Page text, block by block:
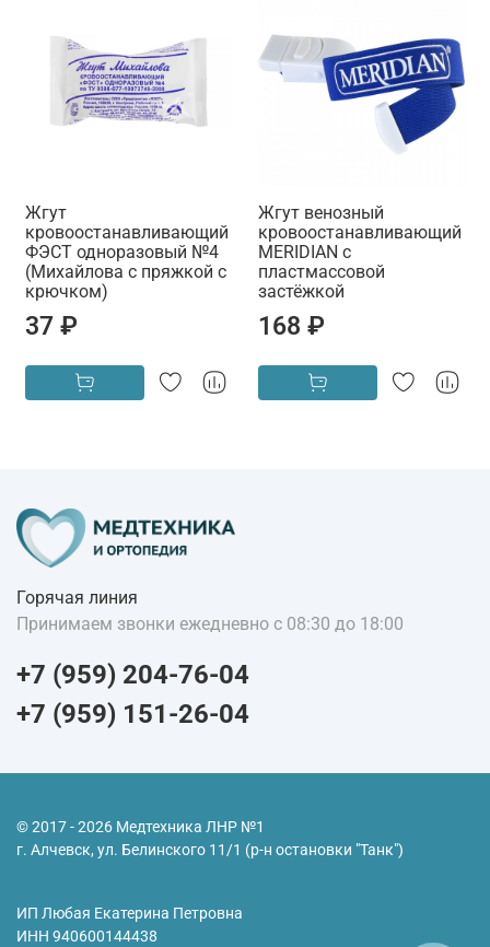
Жгут
кровоостанавливающий
ФЭСТ одноразовый №4
(Михайлова с пряжкой с
крючком)
37 ₽
Жгут венозный
кровоостанавливающий
MERIDIAN с
пластмассовой
застёжкой
168 ₽
Горячая линия
Принимаем звонки ежедневно с 08:30 до 18:00
+7 (959) 204-76-04
+7 (959) 151-26-04
© 2017 - 2026 Медтехника ЛНР №1
г. Алчевск, ул. Белинского 11/1 (р-н остановки "Танк")
ИП Любая Екатерина Петровна
ИНН 940600144438